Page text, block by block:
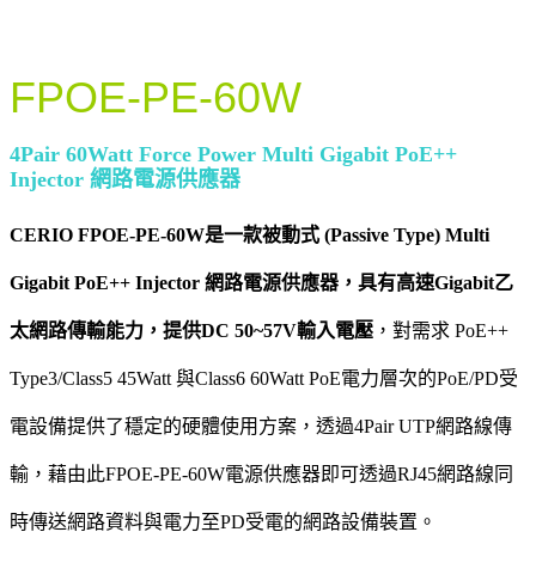
FPOE-PE-60W
4Pair 60Watt Force Power Multi Gigabit PoE++
Injector 網路電源供應器
CERIO FPOE-PE-60W是一款被動式 (Passive Type) Multi
Gigabit PoE++ Injector 網路電源供應器，具有高速Gigabit乙
太網路傳輸能力，提供DC 50~57V輸入電壓 ，對需求 PoE++
Type3/Class5 45Watt 與Class6 60Watt PoE電力層次的PoE/PD受
電設備提供了穩定的硬體使用方案，透過4Pair UTP網路線傳
輸，藉由此FPOE-PE-60W電源供應器即可透過RJ45網路線同
時傳送網路資料與電力至PD受電的網路設備裝置。